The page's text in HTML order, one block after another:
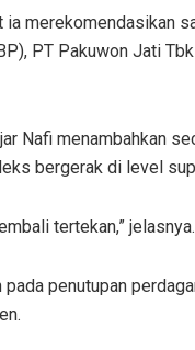
merekomendasikan
PT Pakuwon Jati
Nafi menambahkan
bergerak di level
tertekan,” jelasnya.
pada penutupan